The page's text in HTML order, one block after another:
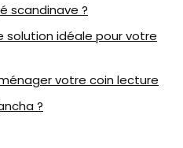
scandinave ?
solution idéale pour votre
votre coin lecture
?